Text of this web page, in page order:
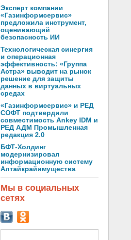
Эксперт компании
«Газинформсервис»
предложила инструмент,
оценивающий
безопасность ИИ
Технологическая синергия
и операционная
эффективность: «Группа
Астра» выводит на рынок
решение для защиты
данных в виртуальных
средах
«Газинформсервис» и РЕД
СОФТ подтвердили
совместимость Ankey IDM и
РЕД АДМ Промышленная
редакция 2.0
БФТ-Холдинг
модернизировал
информационную систему
Алтайкрайимущества
Мы в социальных
сетях